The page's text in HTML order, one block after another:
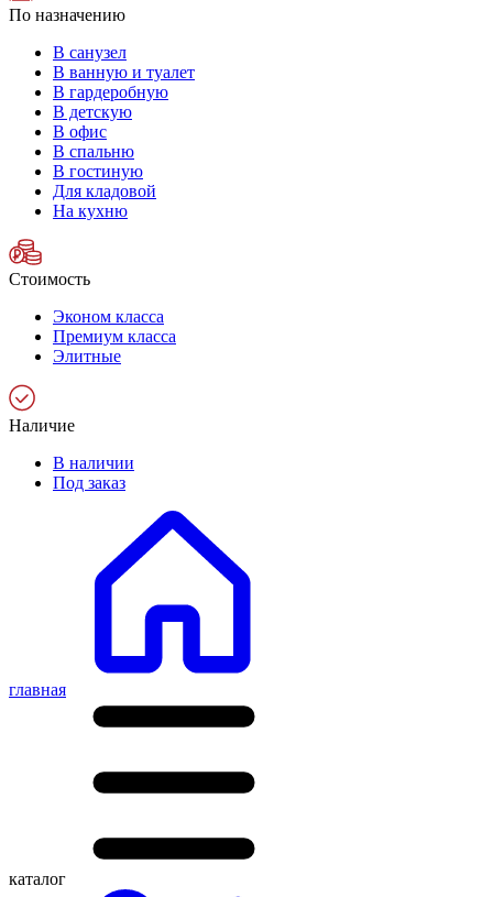
По назначению
В санузел
В ванную и туалет
В гардеробную
В детскую
В офис
В спальню
В гостиную
Для кладовой
На кухню
Стоимость
Эконом класса
Премиум класса
Элитные
Наличие
В наличии
Под заказ
главная
каталог